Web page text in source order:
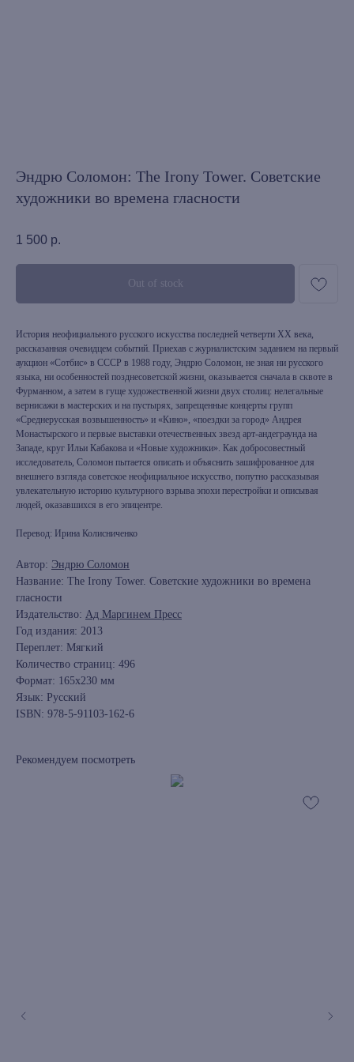
Эндрю Соломон: The Irony Tower. Советские
художники во времена гласности
1 500 р.
Out of stock
История неофициального русского искусства последней четверти XX века,
рассказанная очевидцем событий. Приехав с журналистским заданием на первый
аукцион «Сотбис» в СССР в 1988 году, Эндрю Соломон, не зная ни русского
языка, ни особенностей позднесоветской жизни, оказывается сначала в сквоте в
Фурманном, а затем в гуще художественной жизни двух столиц: нелегальные
вернисажи в мастерских и на пустырях, запрещенные концерты групп
«Среднерусская возвышенность» и «Кино», «поездки за город» Андрея
Монастырского и первые выставки отечественных звезд арт-андеграунда на
Западе, круг Ильи Кабакова и «Новые художники». Как добросовестный
исследователь, Соломон пытается описать и объяснить зашифрованное для
внешнего взгляда советское неофициальное искусство, попутно рассказывая
увлекательную историю культурного взрыва эпохи перестройки и описывая
людей, оказавшихся в его эпицентре.
Перевод: Ирина Колисниченко
Автор: Эндрю Соломон
Название: The Irony Tower. Советские художники во времена
гласности
Издательство: Ад Маргинем Пресс
Год издания: 2013
Переплет: Мягкий
Количество страниц: 496
Формат: 165x230 мм
Язык: Русский
ISBN: 978-5-91103-162-6
Рекомендуем посмотреть